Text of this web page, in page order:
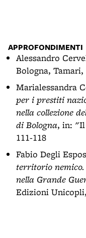
APPROFONDIMENTI
Alessandro
Bologna, Tamari,
Marialessandra
per i prestiti
nella collezione
di Bologna, in: "Il
111-118
Fabio Degli
territorio
nella Grande
Edizioni